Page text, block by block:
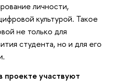
личности,
культурой. Такое
не только для
студента, но и для его
проекте участвуют